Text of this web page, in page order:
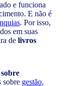
e funciona
E não é
. Por isso,
em suas
de livros
sobre gestão,